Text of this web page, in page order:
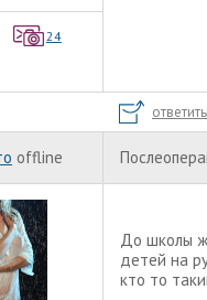
24
ответить
offline
До школы
детей на
кто то